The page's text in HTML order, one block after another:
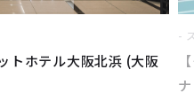
トホテル大阪北浜 (大阪
ナ